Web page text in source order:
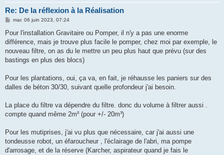
Re: De la réflexion à la Réalisation
M
s
a
g
mar. 06 juin 2023, 07:24
Pour l'installation Gravitaire ou Pomper, il n'y a pas une enorme
différence, mais je trouve plus facile le pomper, chez moi par exemple, le
nouveau filtre, on as du le mettre un peu plus haut que prévu (sur des
bastings en plus des blocs)
Pour les plantations, oui, ça va, en fait, je réhausse les paniers sur des
dalles de béton 30/30, suivant quelle profondeur j'ai besoin.
La place du filtre va dépendre du filtre. donc du volume à filtrer aussi .
compte quand même 2m² (pour +/- 20m³)
Pour les mutiprises, j'ai vu plus que nécessaire, car j'ai aussi une
tondeusse robot, un éfaroucheur , l'éclairage de l'abri, ma pompe
d'arrosage, et de la réserve (Karcher, aspirateur quand je fais le